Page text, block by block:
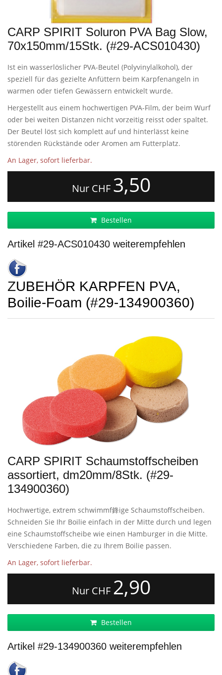
CARP SPIRIT Soluron PVA Bag Slow,
70x150mm/15Stk. (#29-ACS010430)
Ist ein wasserlöslicher PVA-Beutel (Polyvinylalkohol), der
speziell für das gezielte Anfüttern beim Karpfenangeln in
warmen oder tiefen Gewässern entwickelt wurde.
Hergestellt aus einem hochwertigen PVA-Film, der beim Wurf
oder bei weiten Distanzen nicht vorzeitig reisst oder spaltet.
Der Beutel löst sich komplett auf und hinterlässt keine
störenden Rückstände oder Aromen am Futterplatz.
An Lager, sofort lieferbar.
Nur CHF 3,50
Bestellen
Artikel #29-ACS010430 weiterempfehlen
ZUBEHÖR KARPFEN PVA,
Boilie-Foam (#29-134900360)
CARP SPIRIT Schaumstoffscheiben
assortiert, dm20mm/8Stk. (#29-
134900360)
Hochwertige, extrem schwimmf鋒ige Schaumstoffscheiben.
Schneiden Sie Ihr Boilie einfach in der Mitte durch und legen
eine Schaumstoffscheibe wie einen Hamburger in die Mitte.
Verschiedene Farben, die zu Ihrem Boilie passen.
An Lager, sofort lieferbar.
Nur CHF 2,90
Bestellen
Artikel #29-134900360 weiterempfehlen